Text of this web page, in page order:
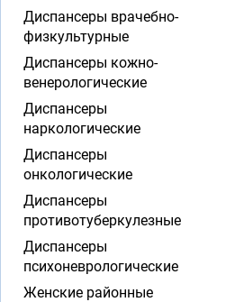
Диспансеры врачебно-
физкультурные
Диспансеры кожно-
венерологические
Диспансеры
наркологические
Диспансеры
онкологические
Диспансеры
противотуберкулезные
Диспансеры
психоневрологические
Женские районные